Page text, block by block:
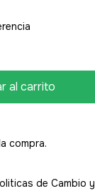
compra.
de Cambio y